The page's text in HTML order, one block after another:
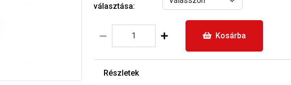
választása:
Kosárba
Részletek